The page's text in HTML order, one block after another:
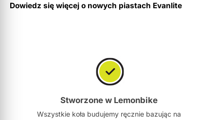
Dowiedz się więcej o nowych piastach Evanlite
Stworzone w Lemonbike
Wszystkie koła budujemy ręcznie bazując na